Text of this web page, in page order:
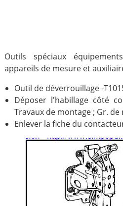
Outils spéciaux
appareils de mesure et
Outil de déverrouillage -
Déposer l'habillage côté
Travaux de montage ; Gr. de
Enlever la fiche du